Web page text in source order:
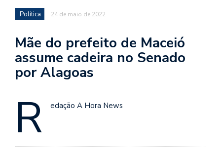
Política 24 de maio de 2022
Mãe do prefeito de Maceió
assume cadeira no Senado
por Alagoas
R edação A Hora News